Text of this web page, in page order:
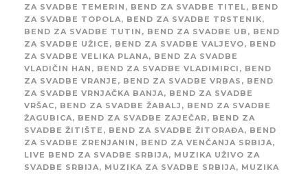
ZA SVADBE TEMERIN , BEND ZA SVADBE TITEL, BEND
ZA SVADBE TOPOLA, BEND ZA SVADBE TRSTENIK,
BEND ZA SVADBE TUTIN , BEND ZA SVADBE UB , BEND
ZA SVADBE UŽICE , BEND ZA SVADBE VALJEVO, BEND
ZA SVADBE VELIKA PLANA, BEND ZA SVADBE
VLADIČIN HAN , BEND ZA SVADBE VLADIMIRCI , BEND
ZA SVADBE VRANJE , BEND ZA SVADBE VRBAS , BEND
ZA SVADBE VRNJAČKA BANJA, BEND ZA SVADBE
VRŠAC, BEND ZA SVADBE ŽABALJ , BEND ZA SVADBE
ŽAGUBICA, BEND ZA SVADBE ZAJEČAR, BEND ZA
SVADBE ŽITIŠTE , BEND ZA SVADBE ŽITORAĐA, BEND
ZA SVADBE ZRENJANIN , BEND ZA VENČANJA SRBIJA,
LIVE BEND ZA SVADBE SRBIJA, MUZIKA UŽIVO ZA
SVADBE SRBIJA, MUZIKA ZA SVADBE SRBIJA, MUZIKA